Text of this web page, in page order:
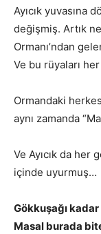
Ayıcık yuvasına
değişmiş. Artık
Ormanı’ndan
Ve bu rüyaları
Ormandaki herkes
aynı zamanda
Ve Ayıcık da her
içinde uyurmuş…
Gökkuşağı
Masal burada